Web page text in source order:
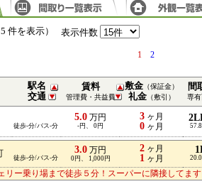
件を表示） 表示件数
1 2
駅名
交通
賃料
管理費・共益費
敷金（保証金）
礼金（敷引）
間
専
徒歩-分/バス-分
5.0 万円
-円、 0円
3ヶ月
0ヶ月
徒歩-分/バス-分
3.0 万円
0円、 1,000円
2ヶ月
1 ヶ月
ー乗り場まで徒歩５分！スーパーに隣接してま